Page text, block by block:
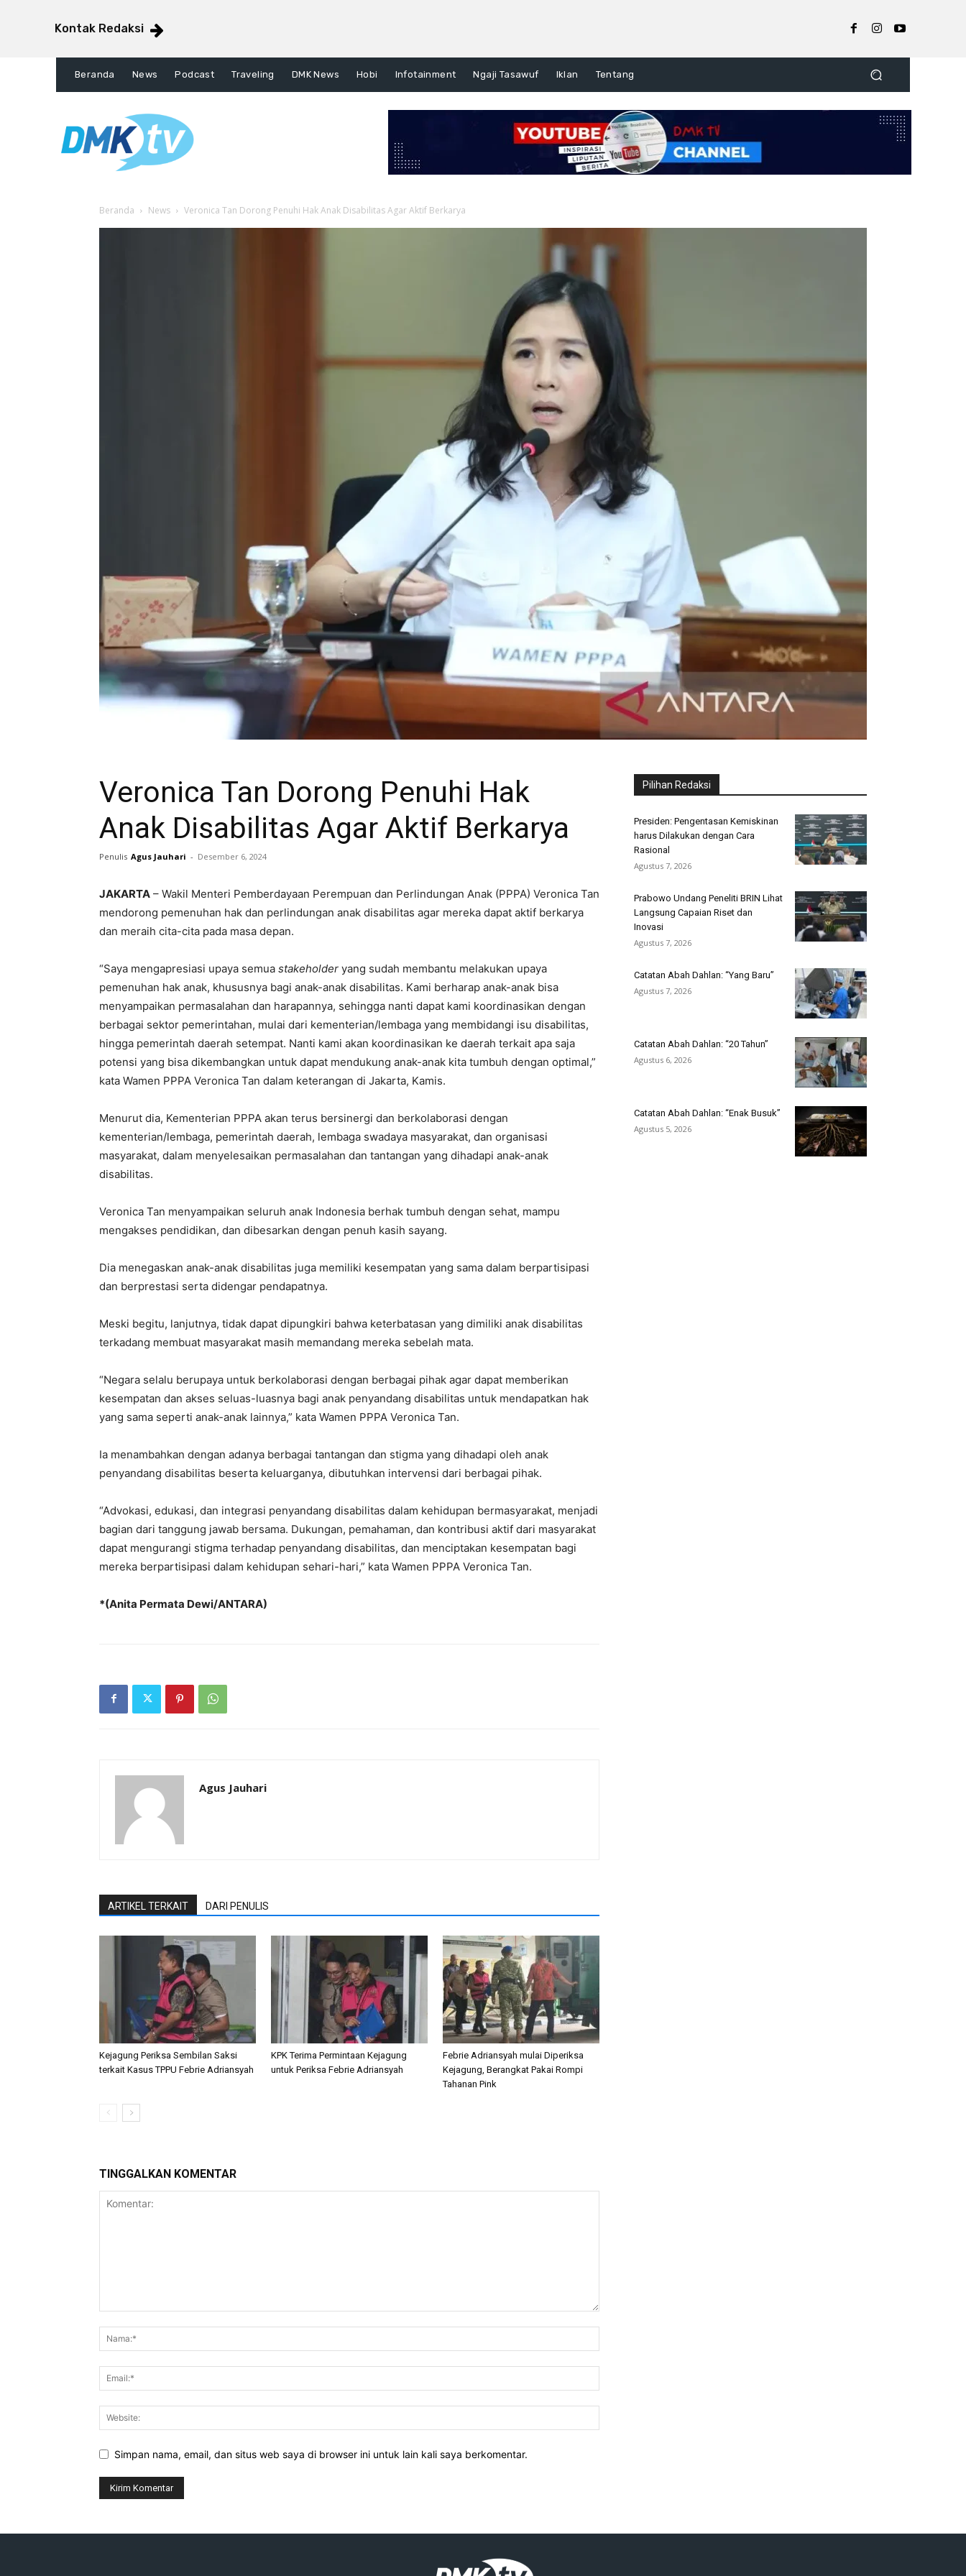
Kontak Redaksi
Beranda News Podcast Traveling DMK News Hobi Infotainment Ngaji Tasawuf Iklan Tentang
Beranda News Veronica Tan Dorong Penuhi Hak Anak Disabilitas Agar Aktif Berkarya
Veronica Tan Dorong Penuhi Hak
Anak Disabilitas Agar Aktif Berkarya
Penulis Agus Jauhari - Desember 6, 2024
JAKARTA – Wakil Menteri Pemberdayaan Perempuan dan Perlindungan Anak (PPPA) Veronica Tan
mendorong pemenuhan hak dan perlindungan anak disabilitas agar mereka dapat aktif berkarya
dan meraih cita-cita pada masa depan.
“Saya mengapresiasi upaya semua stakeholder yang sudah membantu melakukan upaya
pemenuhan hak anak, khususnya bagi anak-anak disabilitas. Kami berharap anak-anak bisa
menyampaikan permasalahan dan harapannya, sehingga nanti dapat kami koordinasikan dengan
berbagai sektor pemerintahan, mulai dari kementerian/lembaga yang membidangi isu disabilitas,
hingga pemerintah daerah setempat. Nanti kami akan koordinasikan ke daerah terkait apa saja
potensi yang bisa dikembangkan untuk dapat mendukung anak-anak kita tumbuh dengan optimal,”
kata Wamen PPPA Veronica Tan dalam keterangan di Jakarta, Kamis.
Menurut dia, Kementerian PPPA akan terus bersinergi dan berkolaborasi dengan
kementerian/lembaga, pemerintah daerah, lembaga swadaya masyarakat, dan organisasi
masyarakat, dalam menyelesaikan permasalahan dan tantangan yang dihadapi anak-anak
disabilitas.
Veronica Tan menyampaikan seluruh anak Indonesia berhak tumbuh dengan sehat, mampu
mengakses pendidikan, dan dibesarkan dengan penuh kasih sayang.
Dia menegaskan anak-anak disabilitas juga memiliki kesempatan yang sama dalam berpartisipasi
dan berprestasi serta didengar pendapatnya.
Meski begitu, lanjutnya, tidak dapat dipungkiri bahwa keterbatasan yang dimiliki anak disabilitas
terkadang membuat masyarakat masih memandang mereka sebelah mata.
“Negara selalu berupaya untuk berkolaborasi dengan berbagai pihak agar dapat memberikan
kesempatan dan akses seluas-luasnya bagi anak penyandang disabilitas untuk mendapatkan hak
yang sama seperti anak-anak lainnya,” kata Wamen PPPA Veronica Tan.
Ia menambahkan dengan adanya berbagai tantangan dan stigma yang dihadapi oleh anak
penyandang disabilitas beserta keluarganya, dibutuhkan intervensi dari berbagai pihak.
“Advokasi, edukasi, dan integrasi penyandang disabilitas dalam kehidupan bermasyarakat, menjadi
bagian dari tanggung jawab bersama. Dukungan, pemahaman, dan kontribusi aktif dari masyarakat
dapat mengurangi stigma terhadap penyandang disabilitas, dan menciptakan kesempatan bagi
mereka berpartisipasi dalam kehidupan sehari-hari,” kata Wamen PPPA Veronica Tan.
*(Anita Permata Dewi/ANTARA)
Agus Jauhari
ARTIKEL TERKAIT DARI PENULIS
Kejagung Periksa Sembilan Saksi
terkait Kasus TPPU Febrie Adriansyah
KPK Terima Permintaan Kejagung
untuk Periksa Febrie Adriansyah
Febrie Adriansyah mulai Diperiksa
Kejagung, Berangkat Pakai Rompi
Tahanan Pink
TINGGALKAN KOMENTAR
Simpan nama, email, dan situs web saya di browser ini untuk lain kali saya berkomentar.
Pilihan Redaksi
Presiden: Pengentasan Kemiskinan
harus Dilakukan dengan Cara
Rasional
Agustus 7, 2026
Prabowo Undang Peneliti BRIN Lihat
Langsung Capaian Riset dan
Inovasi
Agustus 7, 2026
Catatan Abah Dahlan: “Yang Baru”
Agustus 7, 2026
Catatan Abah Dahlan: “20 Tahun”
Agustus 6, 2026
Catatan Abah Dahlan: “Enak Busuk”
Agustus 5, 2026